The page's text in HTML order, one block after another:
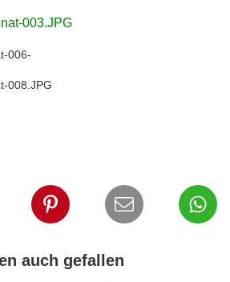
auch gefallen